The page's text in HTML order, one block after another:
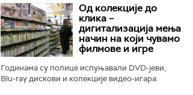
„плавог кликера", што је изазвало...
Од колекције до
клика –
дигитализација мења
начин на који чувамо
филмове и игре
Годинама су полице испуњавали DVD-јеви,
Blu-ray дискови и колекције видео-игара.